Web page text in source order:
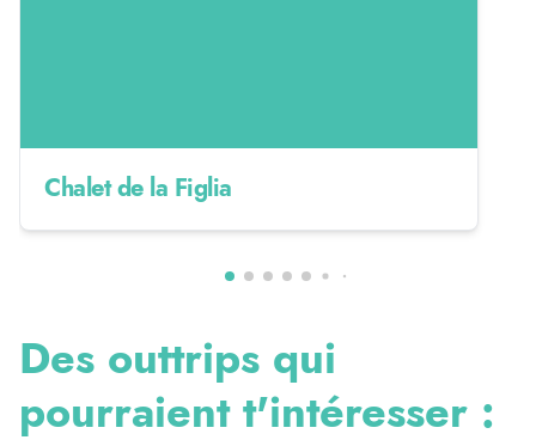
Chalet de la Figlia
Des outtrips qui
pourraient t'intéresser :